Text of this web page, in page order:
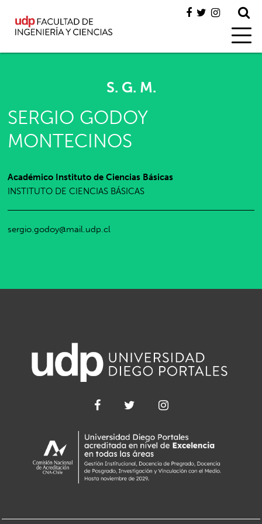
S. G. M.
SERGIO GODOY
MONTECINOS
Académico Instituto de Ciencias Básicas
INSTITUTO DE CIENCIAS BÁSICAS
sergio.godoy@mail.udp.cl